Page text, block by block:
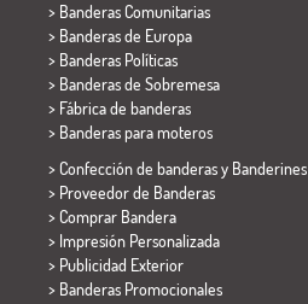
> Banderas Comunitarias
> Banderas de Europa
> Banderas Políticas
> Banderas de Sobremesa
> Fábrica de banderas
> Banderas para moteros
> Confección de banderas y Banderines
> Proveedor de Banderas
> Comprar Bandera
> Impresión Personalizada
> Publicidad Exterior
> Banderas Promocionales